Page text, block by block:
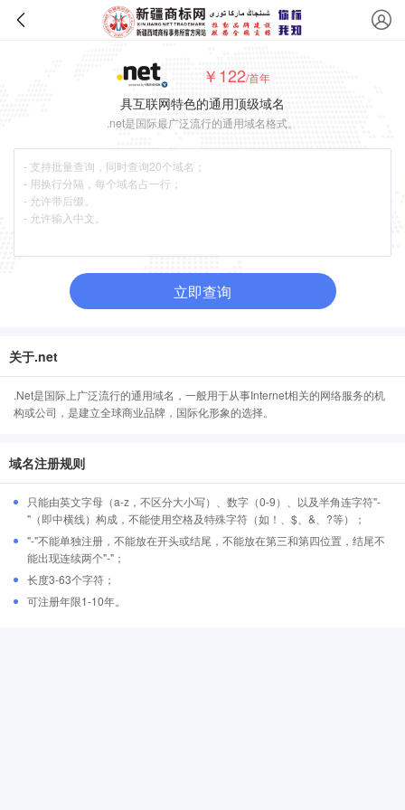
￥122/首年
具互联网特色的通用顶级域名
.net是国际最广泛流行的通用域名格式。
立即查询
关于.net
.Net是国际上广泛流行的通用域名，一般用于从事Internet相关的网络服务的机
构或公司，是建立全球商业品牌，国际化形象的选择。
域名注册规则
只能由英文字母（a-z，不区分大小写）、数字（0-9）、以及半角连字符"-
"（即中横线）构成，不能使用空格及特殊字符（如！、$、&、?等）；
"-"不能单独注册，不能放在开头或结尾，不能放在第三和第四位置，结尾不
能出现连续两个"-"；
长度3-63个字符；
可注册年限1-10年。